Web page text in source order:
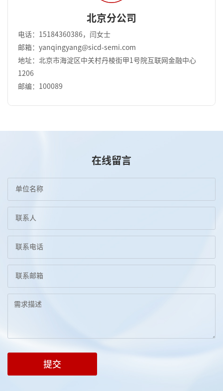
北京分公司
电话：15184360386，闫女士
邮箱：yanqingyang@sicd-semi.com
地址：北京市海淀区中关村丹棱街甲1号院互联网金融中心
1206
邮编：100089
在线留言
提交